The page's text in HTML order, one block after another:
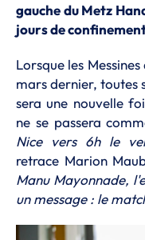
gauche du Metz
jours de
Lorsque les
mars dernier, toutes
sera une nouvelle
ne se passera
Nice vers 6h le
retrace Marion
Manu Mayonnade,
un message : le